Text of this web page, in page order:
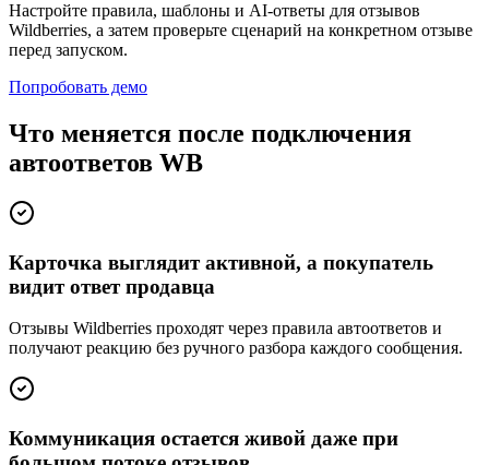
Настройте правила, шаблоны и AI-ответы для отзывов
Wildberries, а затем проверьте сценарий на конкретном отзыве
перед запуском.
Попробовать демо
Что меняется после подключения
автоответов WB
Карточка выглядит активной, а покупатель
видит ответ продавца
Отзывы Wildberries проходят через правила автоответов и
получают реакцию без ручного разбора каждого сообщения.
Коммуникация остается живой даже при